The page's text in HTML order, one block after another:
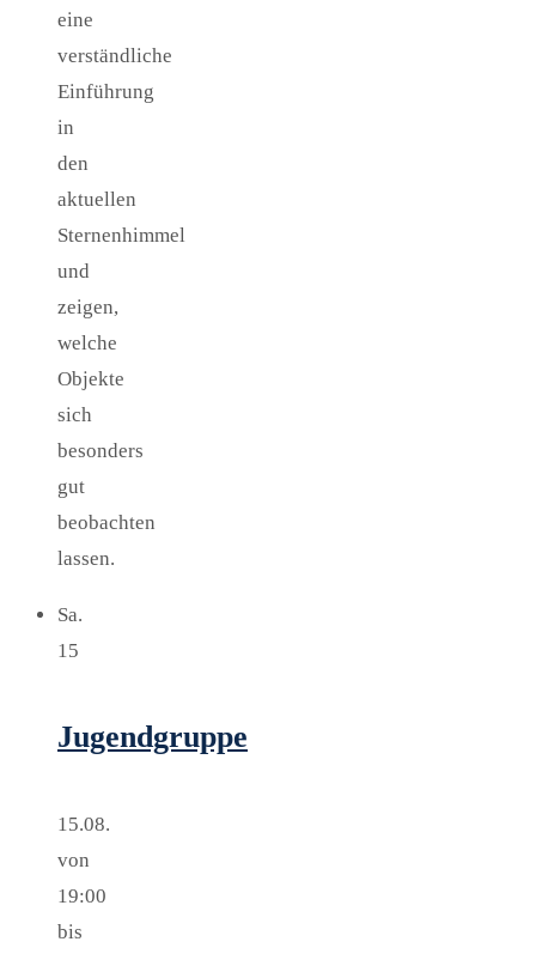
eine
verständliche
Einführung
in
den
aktuellen
Sternenhimmel
und
zeigen,
welche
Objekte
sich
besonders
gut
beobachten
lassen.
Sa.
15
Jugendgruppe
15.08.
von
19:00
bis